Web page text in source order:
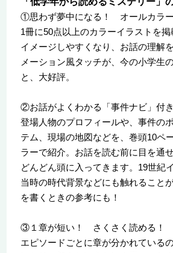
①思わず夢中になる！ オールカラ
1冊に50点以上のカラーイラストを
イメージしやすくなり、お話の理解
メーション風タッチが、今の小学生
と、大好評。
②お話がよくわかる「事件ナビ」付き
登場人物のプロフィールや、事件の
テム、現場の地図などを、巻頭10ペ
ラーで紹介。お話を読む前に目を通
どんどん頭に入ってきます。19世紀
当時の時代背景などにも触れること
を書くときの参考にも！
③１章が短い！ さくさく読める！
エピソードごとに章が分かれている